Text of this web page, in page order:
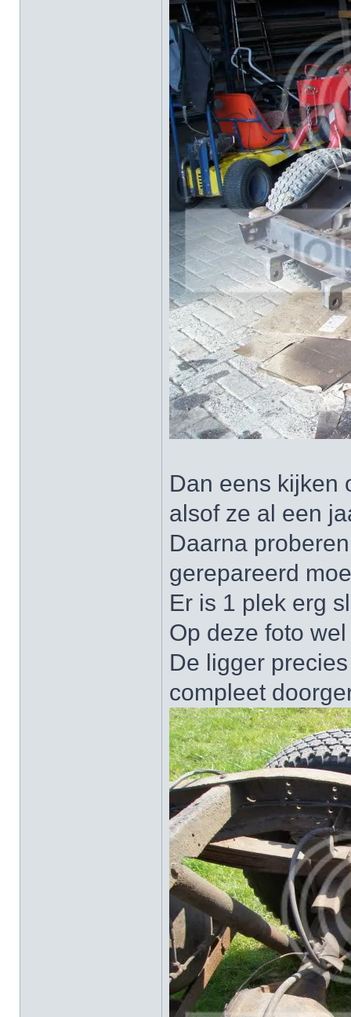
Dan eens kijken
alsof ze al een
Daarna
gerepareerd
Er is 1 plek erg
Op deze foto
De ligger
compleet